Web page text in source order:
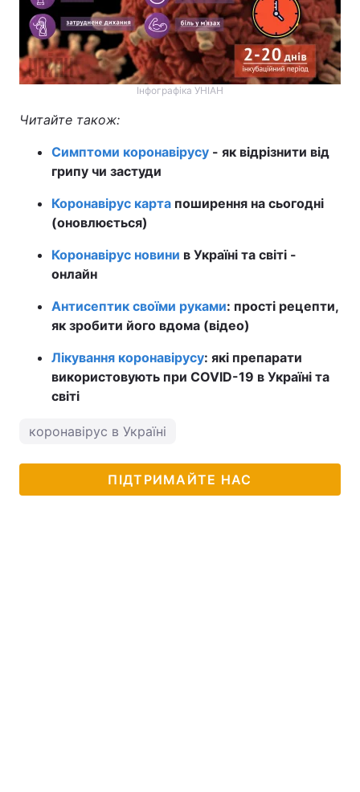
Інфографіка УНІАН
Читайте також:
Симптоми коронавірусу - як відрізнити від
грипу чи застуди
Коронавірус карта поширення на сьогодні
(оновлюється)
Коронавірус новини в Україні та світі -
онлайн
Антисептик своїми руками: прості рецепти,
як зробити його вдома (відео)
Лікування коронавірусу: які препарати
використовують при COVID-19 в Україні та
світі
коронавірус в Україні
ПІДТРИМАЙТЕ НАС